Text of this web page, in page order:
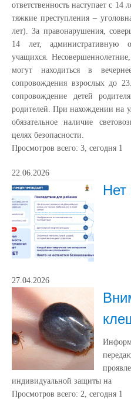
ответственность наступает с 14
тяжкие преступления –
лет). За правонарушения,
14 лет, административную
учащихся.
могут находиться в
сопровождения взрослых до
сопровождение детей
родителей. При нахождении на
обязательное наличие
целях безопасности.
Просмотров всего: 3, сегодня 1
22.06.2026
Нет
27.04.2026
индивидуальной защиты на
Просмотров всего: 2, сегодня 1